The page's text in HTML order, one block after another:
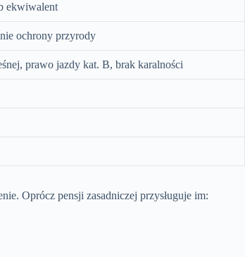
ekwiwalent
ochrony przyrody
prawo jazdy kat. B, brak karalności
Oprócz pensji zasadniczej przysługuje im: